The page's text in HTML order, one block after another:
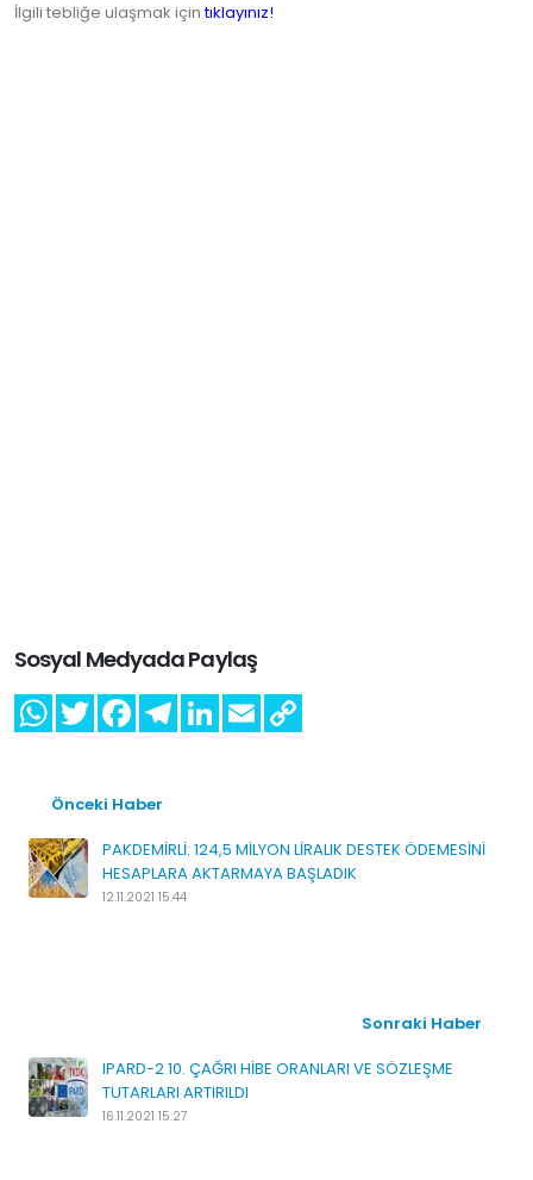
İlgili tebliğe ulaşmak içintıklayınız!
Sosyal Medyada Paylaş
Önceki Haber
PAKDEMİRLİ: 124,5 MİLYON LİRALIK DESTEK ÖDEMESİNİ
HESAPLARA AKTARMAYA BAŞLADIK
12.11.2021 15:44
Sonraki Haber
IPARD-2 10. ÇAĞRI HİBE ORANLARI VE SÖZLEŞME
TUTARLARI ARTIRILDI
16.11.2021 15:27